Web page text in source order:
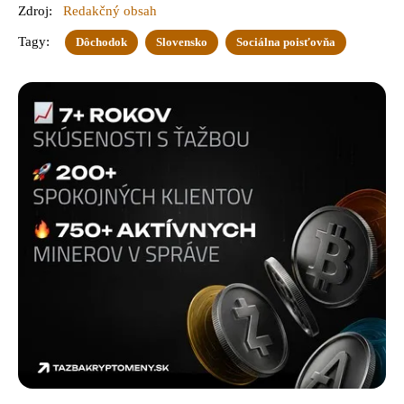
Zdroj: Redakčný obsah
Tagy: Dôchodok Slovensko Sociálna poisťovňa